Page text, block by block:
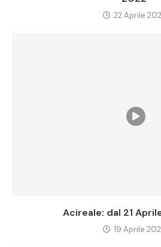
22 Aprile
Acireale: dal 21
19 Aprile